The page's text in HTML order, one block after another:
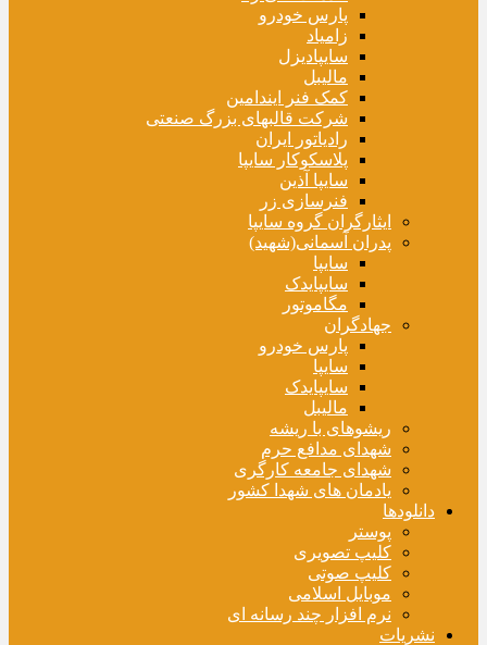
پارس خودرو
زامیاد
سایپادیزل
مالیبل
کمک فنر ایندامین
شرکت قالبهای بزرگ صنعتی
رادیاتور ایران
پلاسکوکار سایپا
سایپا آذین
فنرسازی زر
ایثارگران گروه سایپا
پدران آسمانی(شهید)
سایپا
سایپایدک
مگاموتور
جهادگران
پارس خودرو
سایپا
سایپایدک
مالیبل
ریشوهای با ریشه
شهدای مدافع حرم
شهدای جامعه کارگری
یادمان های شهدا کشور
دانلودها
پوستر
کلیپ تصویری
کلیپ صوتی
موبایل اسلامی
نرم افزار چند رسانه ای
نشریات